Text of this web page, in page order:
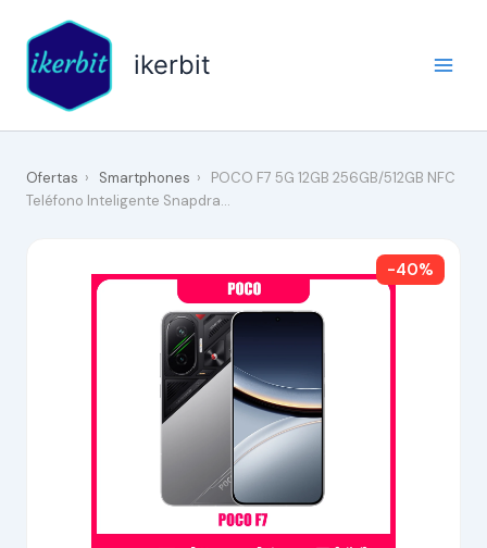
contenido
ikerbit
Ofertas › Smartphones ›
POCO F7 5G 12GB 256GB/512GB NFC
Teléfono Inteligente Snapdra…
-40%